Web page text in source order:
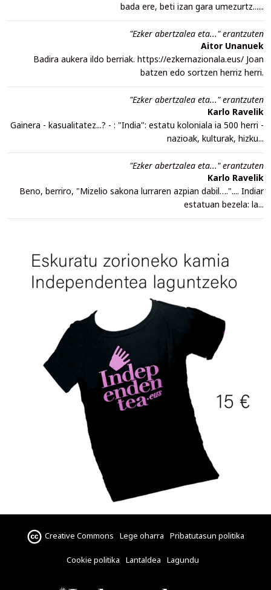
bada ere, beti izan gara umezurtz......
"Ezker abertzalea eta..." erantzuten
Aitor Unanuek
Badira aukera ildo berriak. https://ezkernazionala.eus/ Joan
batzen edo sortzen herriz herri.
"Ezker abertzalea eta..." erantzuten
Karlo Ravelik
Gainera - kasualitatez...? - : "India": estatu koloniala ia 500 herri -
nazioak, kulturak, hizku...
"Ezker abertzalea eta..." erantzuten
Karlo Ravelik
Beno, berriro, "Mizelio sakona lurraren azpian dabil….".... Indiar
estatuan bezela: la...
Creative Commons Lege oharra Pribatutasun politika
Cookie politika Lantaldea Lagundu